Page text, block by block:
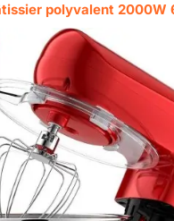
polyvalent 2000W